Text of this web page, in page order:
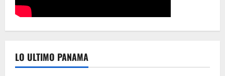
LO ULTIMO PANAMA